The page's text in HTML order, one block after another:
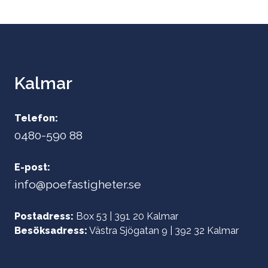
Kalmar
Telefon:
0480-590 88
E-post:
info@poefastigheter.se
Postadress: Box 53 | 391 20 Kalmar
Besöksadress: Västra Sjögatan 9 | 392 32 Kalmar